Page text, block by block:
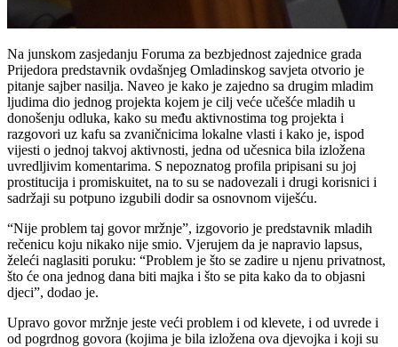
Na junskom zasjedanju Foruma za bezbjednost zajednice grada
Prijedora predstavnik ovdašnjeg Omladinskog savjeta otvorio je
pitanje sajber nasilja. Naveo je kako je zajedno sa drugim mladim
ljudima dio jednog projekta kojem je cilj veće učešće mladih u
donošenju odluka, kako su među aktivnostima tog projekta i
razgovori uz kafu sa zvaničnicima lokalne vlasti i kako je, ispod
vijesti o jednoj takvoj aktivnosti, jedna od učesnica bila izložena
uvredljivim komentarima. S nepoznatog profila pripisani su joj
prostitucija i promiskuitet, na to su se nadovezali i drugi korisnici i
sadržaji su potpuno izgubili dodir sa osnovnom viješću.
“Nije problem taj govor mržnje”, izgovorio je predstavnik mladih
rečenicu koju nikako nije smio. Vjerujem da je napravio lapsus,
želeći naglasiti poruku: “Problem je što se zadire u njenu privatnost,
što će ona jednog dana biti majka i što se pita kako da to objasni
djeci”, dodao je.
Upravo govor mržnje jeste veći problem i od klevete, i od uvrede i
od pogrdnog govora (kojima je bila izložena ova djevojka i koji su